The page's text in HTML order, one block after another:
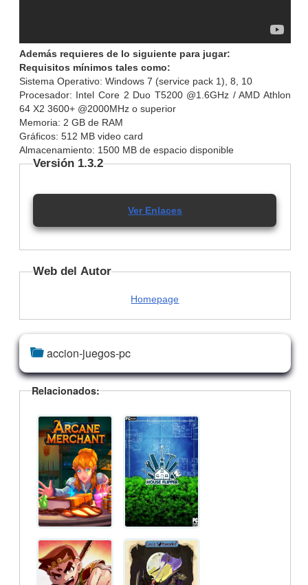
Además requieres de lo siguiente para jugar:
Requisitos mínimos tales como:
Sistema Operativo: Windows 7 (service pack 1), 8, 10
Procesador: Intel Core 2 Duo T5200 @1.6GHz / AMD Athlon
64 X2 3600+ @2000MHz o superior
Memoria: 2 GB de RAM
Gráficos: 512 MB video card
Almacenamiento: 1500 MB de espacio disponible
Versión 1.3.2
Ver Enlaces
Web del Autor
Homepage
accion-juegos-pc
Relacionados: